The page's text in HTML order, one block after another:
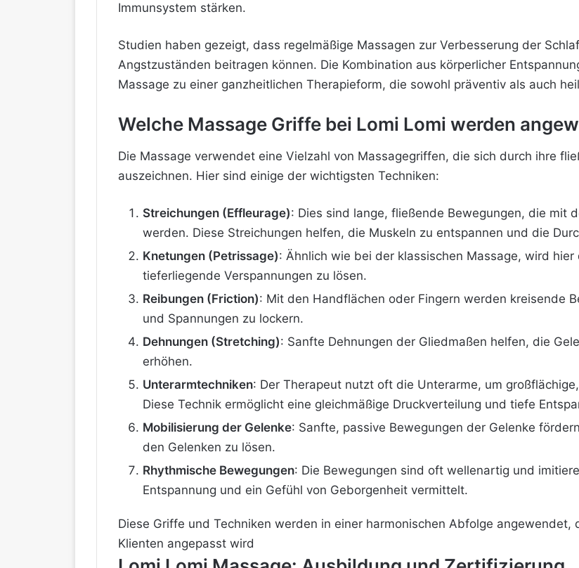
Immunsystem stärken.
Studien haben gezeigt, dass regelmäßige Massagen zur Verbesserung der
Angstzuständen beitragen können. Die Kombination aus körperlicher
Massage zu einer ganzheitlichen Therapieform, die sowohl präventiv als auch
Welche Massage Griffe bei Lomi Lomi werden
Die Massage verwendet eine Vielzahl von Massagegriffen, die sich durch ihre
auszeichnen. Hier sind einige der wichtigsten Techniken:
Streichungen (Effleurage): Dies sind lange, fließende Bewegungen, die mit
werden. Diese Streichungen helfen, die Muskeln zu entspannen und die
Knetungen (Petrissage): Ähnlich wie bei der klassischen Massage, wird
tieferliegende Verspannungen zu lösen.
Reibungen (Friction): Mit den Handflächen oder Fingern werden kreisende
und Spannungen zu lockern.
Dehnungen (Stretching): Sanfte Dehnungen der Gliedmaßen helfen, die
erhöhen.
Unterarmtechniken: Der Therapeut nutzt oft die Unterarme, um
Diese Technik ermöglicht eine gleichmäßige Druckverteilung und tiefe
Mobilisierung der Gelenke: Sanfte, passive Bewegungen der Gelenke
den Gelenken zu lösen.
Rhythmische Bewegungen: Die Bewegungen sind oft wellenartig und
Entspannung und ein Gefühl von Geborgenheit vermittelt.
Diese Griffe und Techniken werden in einer harmonischen Abfolge
Klienten angepasst wird​